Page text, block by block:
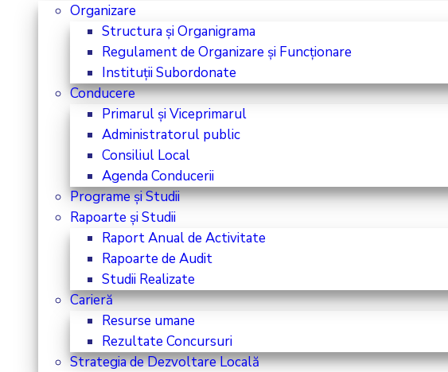
Organizare
Structura și Organigrama
Regulament de Organizare și Funcționare
Instituții Subordonate
Conducere
Primarul și Viceprimarul
Administratorul public
Consiliul Local
Agenda Conducerii
Programe și Studii
Rapoarte și Studii
Raport Anual de Activitate
Rapoarte de Audit
Studii Realizate
Carieră
Resurse umane
Rezultate Concursuri
Strategia de Dezvoltare Locală